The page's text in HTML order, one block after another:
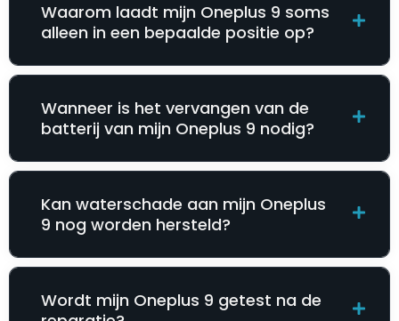
Waarom laadt mijn Oneplus 9 soms
alleen in een bepaalde positie op?
Wanneer is het vervangen van de
batterij van mijn Oneplus 9 nodig?
Kan waterschade aan mijn Oneplus
9 nog worden hersteld?
Wordt mijn Oneplus 9 getest na de